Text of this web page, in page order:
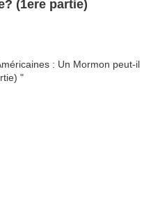
(1ere partie)